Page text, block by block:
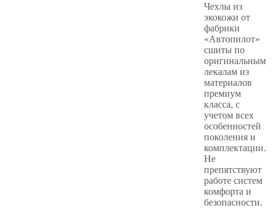
Чехлы из
экокожи от
фабрики
«Автопилот»
сшиты по
оригинальным
лекалам из
материалов
премиум
класса, с
учетом всех
особенностей
поколения и
комплектации.
Не
препятствуют
работе систем
комфорта и
безопасности.